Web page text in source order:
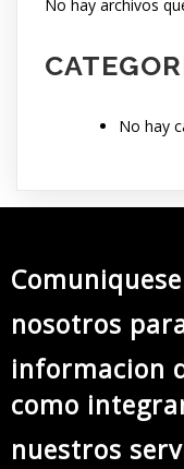
No hay archivos
No hay
nosotros
informacion
como
nuestros